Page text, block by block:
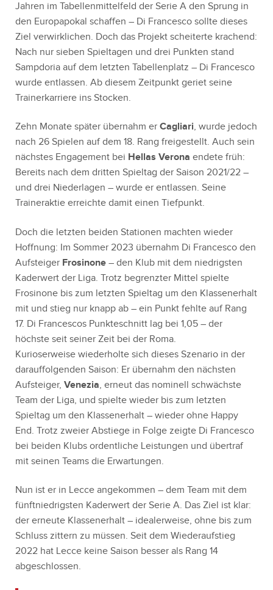
Jahren im Tabellenmittelfeld der Serie A den Sprung in
den Europapokal schaffen – Di Francesco sollte dieses
Ziel verwirklichen. Doch das Projekt scheiterte krachend:
Nach nur sieben Spieltagen und drei Punkten stand
Sampdoria auf dem letzten Tabellenplatz – Di Francesco
wurde entlassen. Ab diesem Zeitpunkt geriet seine
Trainerkarriere ins Stocken.
Zehn Monate später übernahm er Cagliari, wurde jedoch
nach 26 Spielen auf dem 18. Rang freigestellt. Auch sein
nächstes Engagement bei Hellas Verona endete früh:
Bereits nach dem dritten Spieltag der Saison 2021/22 –
und drei Niederlagen – wurde er entlassen. Seine
Traineraktie erreichte damit einen Tiefpunkt.
Doch die letzten beiden Stationen machten wieder
Hoffnung: Im Sommer 2023 übernahm Di Francesco den
Aufsteiger Frosinone – den Klub mit dem niedrigsten
Kaderwert der Liga. Trotz begrenzter Mittel spielte
Frosinone bis zum letzten Spieltag um den Klassenerhalt
mit und stieg nur knapp ab – ein Punkt fehlte auf Rang
17. Di Francescos Punkteschnitt lag bei 1,05 – der
höchste seit seiner Zeit bei der Roma.
Kurioserweise wiederholte sich dieses Szenario in der
darauffolgenden Saison: Er übernahm den nächsten
Aufsteiger, Venezia, erneut das nominell schwächste
Team der Liga, und spielte wieder bis zum letzten
Spieltag um den Klassenerhalt – wieder ohne Happy
End. Trotz zweier Abstiege in Folge zeigte Di Francesco
bei beiden Klubs ordentliche Leistungen und übertraf
mit seinen Teams die Erwartungen.
Nun ist er in Lecce angekommen – dem Team mit dem
fünftniedrigsten Kaderwert der Serie A. Das Ziel ist klar:
der erneute Klassenerhalt – idealerweise, ohne bis zum
Schluss zittern zu müssen. Seit dem Wiederaufstieg
2022 hat Lecce keine Saison besser als Rang 14
abgeschlossen.